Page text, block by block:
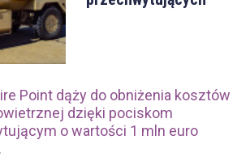
Point dąży do obniżenia kosztów
dzięki pociskom
o wartości 1 mln euro